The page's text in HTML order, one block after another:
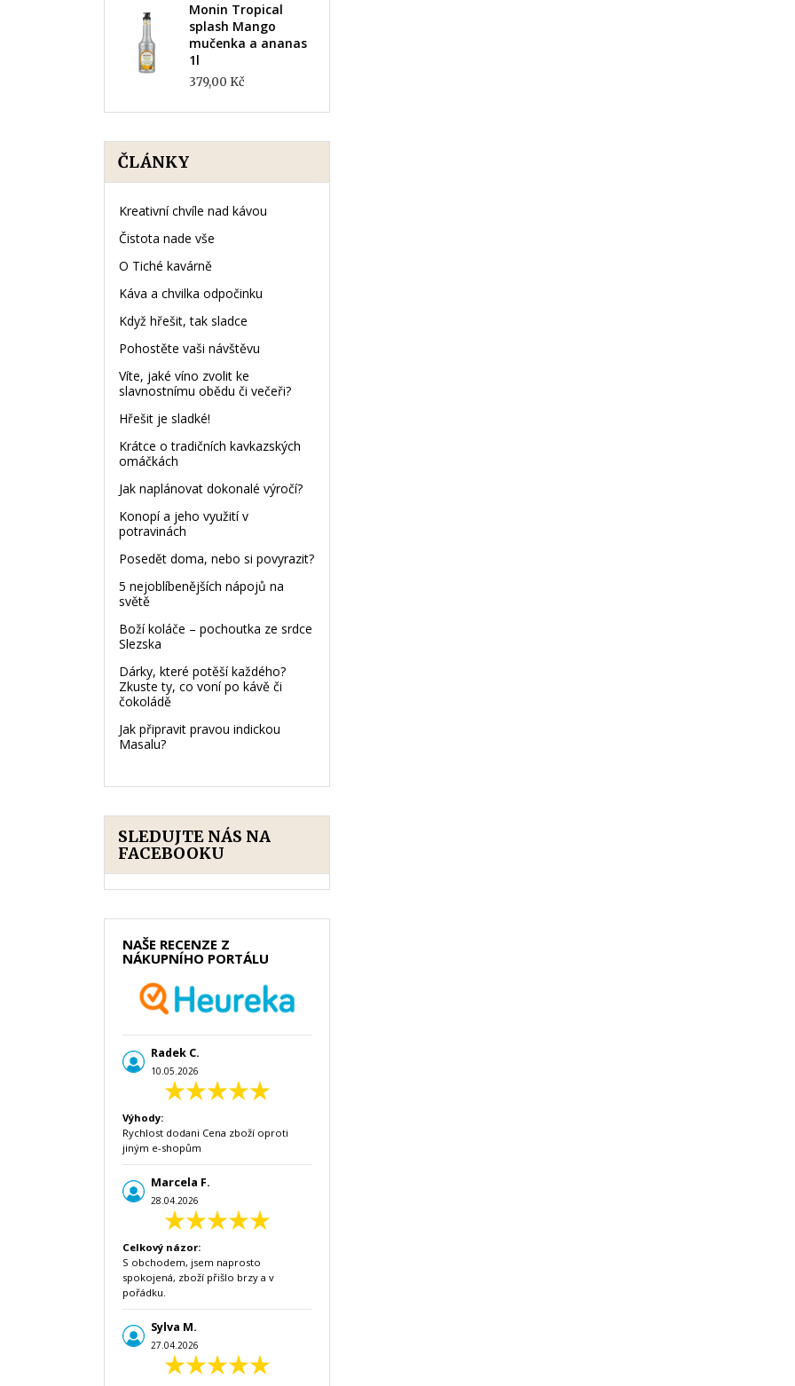
Monin Tropical
splash Mango
mučenka a ananas
1l
379,00 Kč
ČLÁNKY
Kreativní chvíle nad kávou
Čistota nade vše
O Tiché kavárně
Káva a chvilka odpočinku
Když hřešit, tak sladce
Pohostěte vaši návštěvu
Víte, jaké víno zvolit ke
slavnostnímu obědu či večeři?
Hřešit je sladké!
Krátce o tradičních kavkazských
omáčkách
Jak naplánovat dokonalé výročí?
Konopí a jeho využití v
potravinách
Posedět doma, nebo si povyrazit?
5 nejoblíbenějších nápojů na
světě
Boží koláče – pochoutka ze srdce
Slezska
Dárky, které potěší každého?
Zkuste ty, co voní po kávě či
čokoládě
Jak připravit pravou indickou
Masalu?
SLEDUJTE NÁS NA
FACEBOOKU
NAŠE RECENZE Z
NÁKUPNÍHO PORTÁLU
Radek C.
10.05.2026
Výhody:
Rychlost dodani Cena zboží oproti
jiným e-shopům
Marcela F.
28.04.2026
Celkový názor:
S obchodem, jsem naprosto
spokojená, zboží přišlo brzy a v
pořádku.
Sylva M.
27.04.2026